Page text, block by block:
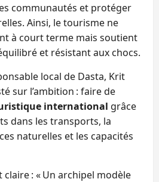
communautés et protéger
Ainsi, le tourisme ne
à court terme mais soutient
et résistant aux chocs.
local de Dasta, Krit
sur l’ambition : faire de
international grâce
dans les transports, la
naturelles et les capacités
claire : « Un archipel modèle